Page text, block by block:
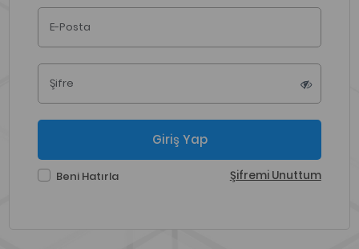
E-Posta
Şifre
Giriş Yap
Beni Hatırla Şifremi Unuttum